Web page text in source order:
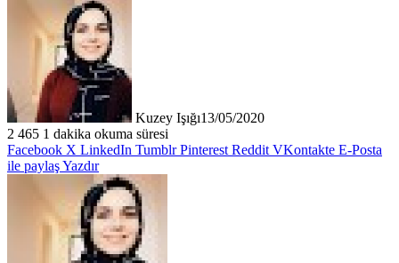
Kuzey Işığı13/05/2020
2 465 1 dakika okuma süresi
Facebook X LinkedIn Tumblr Pinterest Reddit VKontakte E-Posta
ile paylaşYazdır